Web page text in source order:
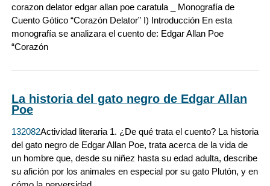
corazon delator edgar allan poe caratula _ Monografía de
Cuento Gótico “Corazón Delator” I) Introducción En esta
monografía se analizara el cuento de: Edgar Allan Poe
“Corazón
La historia del gato negro de Edgar Allan
Poe
132082Actividad literaria 1. ¿De qué trata el cuento? La historia
del gato negro de Edgar Allan Poe, trata acerca de la vida de
un hombre que, desde su niñez hasta su edad adulta, describe
su afición por los animales en especial por su gato Plutón, y en